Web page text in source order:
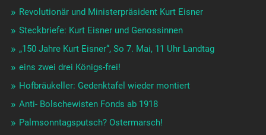
Revolutionär und Ministerpräsident Kurt Eisner
Steckbriefe: Kurt Eisner und Genossinnen
„150 Jahre Kurt Eisner“, So 7. Mai, 11 Uhr Landtag
eins zwei drei Königs-frei!
Hofbräukeller: Gedenktafel wieder montiert
Anti- Bolschewisten Fonds ab 1918
Palmsonntagsputsch? Ostermarsch!